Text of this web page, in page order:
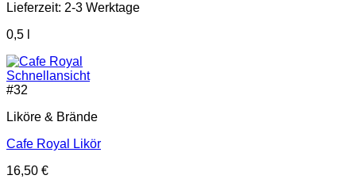
Lieferzeit: 2-3 Werktage
0,5
Schnellansicht
#32
Liköre & Brände
Cafe Royal Likör
16,50 €